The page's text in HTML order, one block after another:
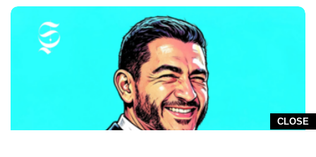
CLOSE